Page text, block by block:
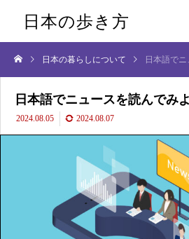
日本の歩き方
日本の暮らしについて 日本語で
日本語でニュースを読んでみ
2024.08.05 2024.08.07